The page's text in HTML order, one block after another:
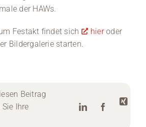
der HAWs.
Festakt findet sich hieroder
Bildergalerie starten.
Beitrag
Ihre